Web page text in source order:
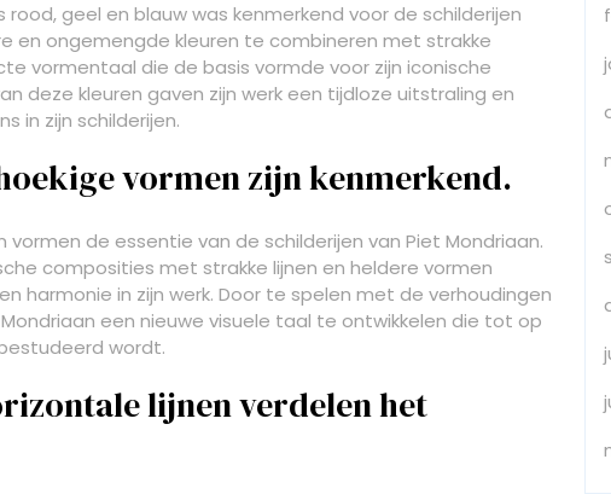
rood, geel en blauw was kenmerkend voor de schilderijen
en ongemengde kleuren te combineren met strakke
vormentaal die de basis vormde voor zijn iconische
deze kleuren gaven zijn werk een tijdloze uitstraling en
in zijn schilderijen.
vormen zijn kenmerkend.
de essentie van de schilderijen van Piet Mondriaan.
composities met strakke lijnen en heldere vormen
harmonie in zijn werk. Door te spelen met de verhoudingen
een nieuwe visuele taal te ontwikkelen die tot op
wordt.
lijnen verdelen het